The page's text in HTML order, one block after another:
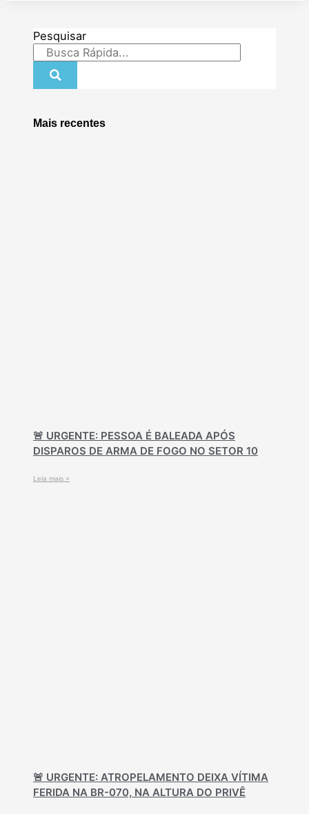
Pesquisar
Mais recentes
🚨 URGENTE: PESSOA É BALEADA APÓS
DISPAROS DE ARMA DE FOGO NO SETOR 10
Leia mais »
🚨 URGENTE: ATROPELAMENTO DEIXA VÍTIMA
FERIDA NA BR-070, NA ALTURA DO PRIVÊ